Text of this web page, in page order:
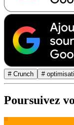
# Crunch #
Poursuivez